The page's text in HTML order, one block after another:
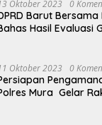
Oktober 2023 0
Barut
Hasil Evaluasi
Oktober 2023 0
Mura Gelar